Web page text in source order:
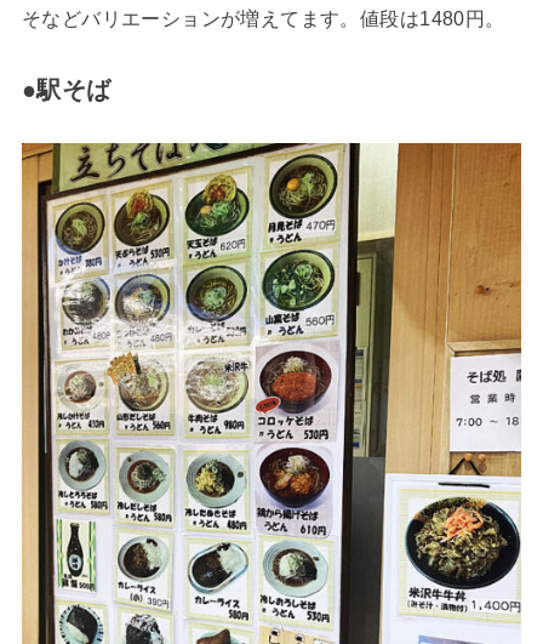
そなどバリエーションが増えてます。値段は1480円。
●駅そば